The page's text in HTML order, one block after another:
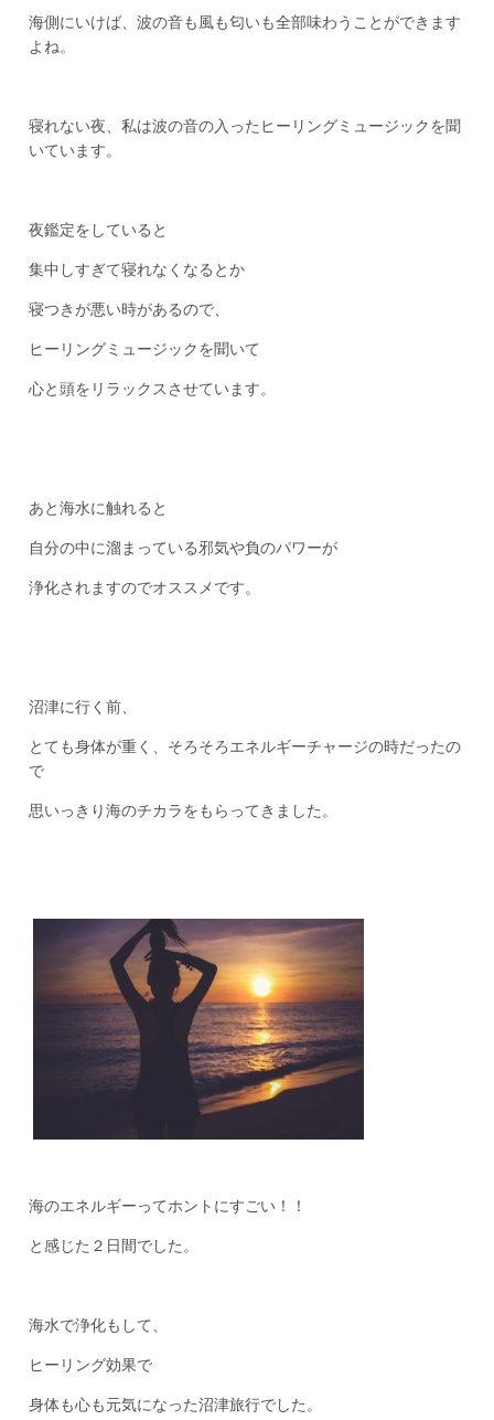
海側にいけば、波の音も風も匂いも全部味わうことができます
よね。
寝れない夜、私は波の音の入ったヒーリングミュージックを聞
いています。
夜鑑定をしていると
集中しすぎて寝れなくなるとか
寝つきが悪い時があるので、
ヒーリングミュージックを聞いて
心と頭をリラックスさせています。
あと海水に触れると
自分の中に溜まっている邪気や負のパワーが
浄化されますのでオススメです。
沼津に行く前、
とても身体が重く、そろそろエネルギーチャージの時だったの
で
思いっきり海のチカラをもらってきました。
海のエネルギーってホントにすごい！！
と感じた２日間でした。
海水で浄化もして、
ヒーリング効果で
身体も心も元気になった沼津旅行でした。